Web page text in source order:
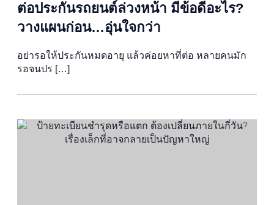
ต่อประกันรถยนต์ล่วงหน้า มีข้อดีอะไร?
วางแผนก่อน…อุ่นใจกว่า
อย่ารอให้ประกันหมดอายุ แล้วค่อยหาที่ต่อ หลายคนมัก
รอจนปร […]